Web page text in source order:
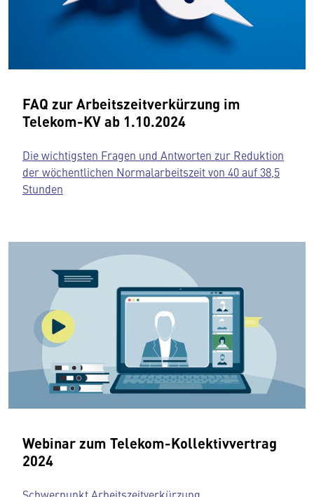
FAQ zur Arbeitszeitverkürzung im
Telekom-KV ab 1.10.2024
Die wichtigsten Fragen und Antworten zur Reduktion
der wöchentlichen Normalarbeitszeit von 40 auf 38,5
Stunden
Webinar zum Telekom-Kollektivvertrag
2024